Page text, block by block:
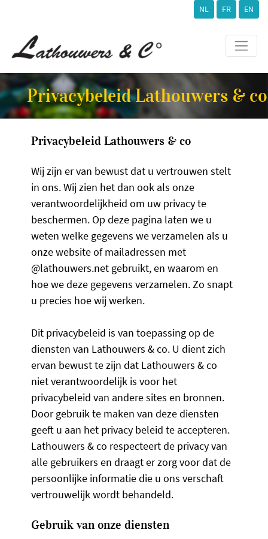
NL FR EN
Privacybeleid Lathouwers & co
Privacybeleid Lathouwers & co
Wij zijn er van bewust dat u vertrouwen stelt
in ons. Wij zien het dan ook als onze
verantwoordelijkheid om uw privacy te
beschermen. Op deze pagina laten we u
weten welke gegevens we verzamelen als u
onze website of mailadressen met
@lathouwers.net gebruikt, en waarom en
hoe we deze gegevens verzamelen. Zo snapt
u precies hoe wij werken.
Dit privacybeleid is van toepassing op de
diensten van Lathouwers & co. U dient zich
ervan bewust te zijn dat Lathouwers & co
niet verantwoordelijk is voor het
privacybeleid van andere sites en bronnen.
Door gebruik te maken van deze diensten
geeft u aan het privacy beleid te accepteren.
Lathouwers & co respecteert de privacy van
alle gebruikers en draagt er zorg voor dat de
persoonlijke informatie die u ons verschaft
vertrouwelijk wordt behandeld.
Gebruik van onze diensten